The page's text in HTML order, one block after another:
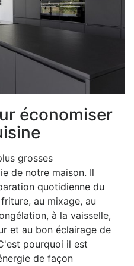
économiser
grosses
de notre maison. Il
quotidienne du
au mixage, au
à la vaisselle,
et au bon éclairage de
pourquoi il est
de façon